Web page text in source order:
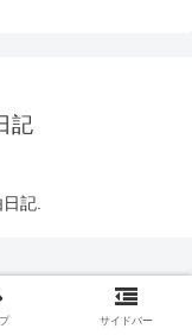
記
記.
サイドバー